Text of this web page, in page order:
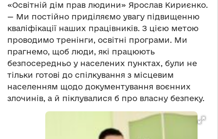
«Освітній дім прав людини» Ярослав Кириєнко.
— Ми постійно приділяємо увагу підвищенню
кваліфікації наших працівників. З цією метою
проводимо тренінги, освітні програми. Ми
прагнемо, щоб люди, які працюють
безпосередньо у населених пунктах, були не
тільки готові до спілкування з місцевим
населенням щодо документування воєнних
злочинів, а й піклувалися б про власну безпеку.